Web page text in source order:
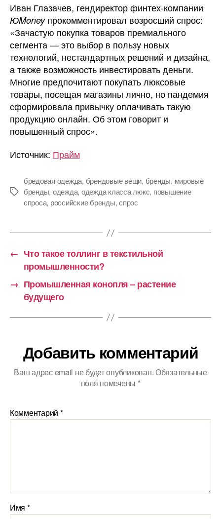
Иван Глазачев, гендиректор финтех-компании
ЮMoney прокомментировал возросший спрос:
«Зачастую покупка товаров премиального
сегмента — это выбор в пользу новых
технологий, нестандартных решений и дизайна,
а также возможность инвестировать деньги.
Многие предпочитают покупать люксовые
товары, посещая магазины лично, но пандемия
сформировала привычку оплачивать такую
продукцию онлайн. Об этом говорит и
повышенный спрос».
Источник: Прайм
Метки
бредовая одежда, брендовые вещи, бренды, мировые
бренды, одежда, одежда класса люкс, повышение
спроса, российские бренды,спрос
← Что такое толлинг в текстильной
промышленности?
→ Промышленная конопля – растение
будущего
Добавить комментарий
Ваш адрес email не будет опубликован.Обязательные
поля помечены *
Комментарий *
Имя *